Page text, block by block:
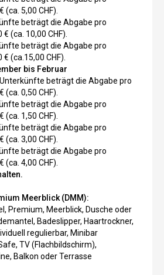
5,00 CHF).
beträgt die Abgabe pro
(ca. 10,00 CHF).
beträgt die Abgabe pro
(ca.15,00 CHF).
bis Februar
beträgt die Abgabe pro
0,50 CHF).
beträgt die Abgabe pro
1,50 CHF).
beträgt die Abgabe pro
3,00 CHF).
beträgt die Abgabe pro
4,00 CHF).
Meerblick (DMM):
Premium, Meerblick, Dusche oder
Badeslipper, Haartrockner,
regulierbar, Minibar
TV (Flachbildschirm),
Balkon oder Terrasse